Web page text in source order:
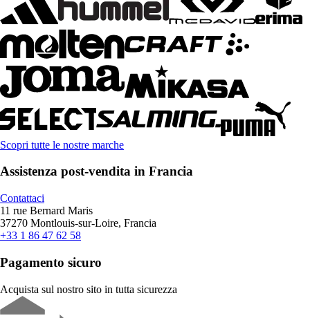
Scopri tutte le nostre marche
Assistenza post-vendita in Francia
Contattaci
11 rue Bernard Maris
37270 Montlouis-sur-Loire, Francia
+33 1 86 47 62 58
Pagamento sicuro
Acquista sul nostro sito in tutta sicurezza